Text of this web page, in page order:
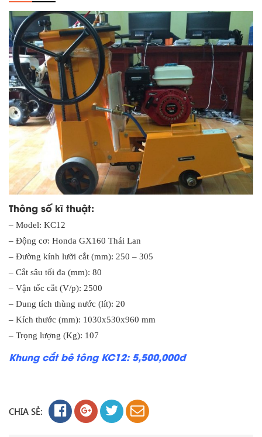
Thông số kĩ thuật:
– Model: KC12
– Động cơ: Honda GX160 Thái Lan
– Đường kính lưỡi cắt (mm): 250 – 305
– Cắt sâu tối đa (mm): 80
– Vận tốc cắt (V/p): 2500
– Dung tích thùng nước (lít): 20
– Kích thước (mm): 1030x530x960 mm
– Trọng lượng (Kg): 107
Khung cắt bê tông KC12: 5,500,000đ
CHIA SẺ: